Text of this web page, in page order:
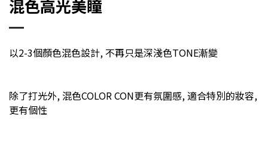
混色高光美瞳
以2-3個顏色混色設計, 不再只是深淺色TONE漸變
除了打光外, 混色COLOR CON更有氛圍感, 適合特別的妝容,
更有個性